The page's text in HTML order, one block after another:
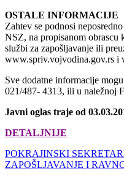
OSTALE INFORMACIJE
Zahtev se podnosi
NSZ, na propisanom obrascu
službi za zapošljavanje ili
www.spriv.vojvodina.gov.rs i
Sve dodatne informacije
021/487- 4313, ili u naležnoj
Javni oglas traje od
DETALJNIJE
POKRAJINSKI
ZAPOŠLJAVANJE I